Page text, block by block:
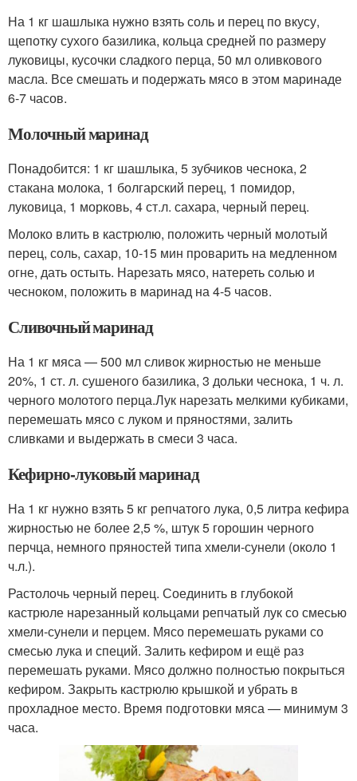
На 1 кг шашлыка нужно взять соль и перец по вкусу,
щепотку сухого базилика, кольца средней по размеру
луковицы, кусочки сладкого перца, 50 мл оливкового
масла. Все смешать и подержать мясо в этом маринаде
6-7 часов.
Молочный маринад
Понадобится: 1 кг шашлыка, 5 зубчиков чеснока, 2
стакана молока, 1 болгарский перец, 1 помидор,
луковица, 1 морковь, 4 ст.л. сахара, черный перец.
Молоко влить в кастрюлю, положить черный молотый
перец, соль, сахар, 10-15 мин проварить на медленном
огне, дать остыть. Нарезать мясо, натереть солью и
чесноком, положить в маринад на 4-5 часов.
Сливочный маринад
На 1 кг мяса — 500 мл сливок жирностью не меньше
20%, 1 ст. л. сушеного базилика, 3 дольки чеснока, 1 ч. л.
черного молотого перца.Лук нарезать мелкими кубиками,
перемешать мясо с луком и пряностями, залить
сливками и выдержать в смеси 3 часа.
Кефирно-луковый маринад
На 1 кг нужно взять 5 кг репчатого лука, 0,5 литра кефира
жирностью не более 2,5 %, штук 5 горошин черного
перчца, немного пряностей типа хмели-сунели (около 1
ч.л.).
Растолочь черный перец. Соединить в глубокой
кастрюле нарезанный кольцами репчатый лук со смесью
хмели-сунели и перцем. Мясо перемешать руками со
смесью лука и специй. Залить кефиром и ещё раз
перемешать руками. Мясо должно полностью покрыться
кефиром. Закрыть кастрюлю крышкой и убрать в
прохладное место. Время подготовки мяса — минимум 3
часа.